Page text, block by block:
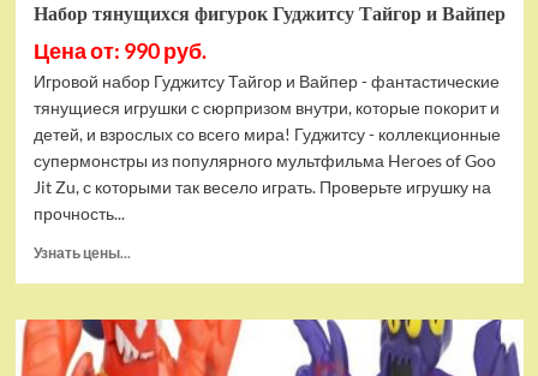
Набор тянущихся фигурок Гуджитсу Тайгор и Вайпер
Цена от: 990 руб.
Игровой набор Гуджитсу Тайгор и Вайпер - фантастические
тянущиеся игрушки с сюрпризом внутри, которые покорит и
детей, и взрослых со всего мира! Гуджитсу - коллекционные
супермонстры из популярного мультфильма Heroes of Goo
Jit Zu, с которыми так весело играть. Проверьте игрушку на
прочность...
Узнать цены...
Набор
тянущихся
фигурок